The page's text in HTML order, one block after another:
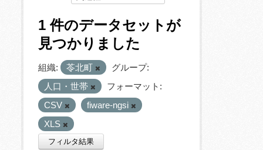
1 件のデータセットが
見つかりました
組織: 苓北町
グループ:
人口・世帯
フォーマット:
CSV
fiware-ngsi
XLS
フィルタ結果